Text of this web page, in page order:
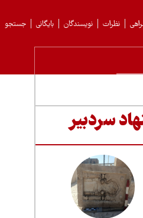
جستجو بایگانی نویسندگان نظرات
سردبیر